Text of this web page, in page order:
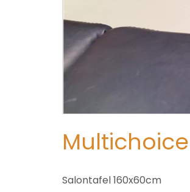
Salontafel 160x60cm